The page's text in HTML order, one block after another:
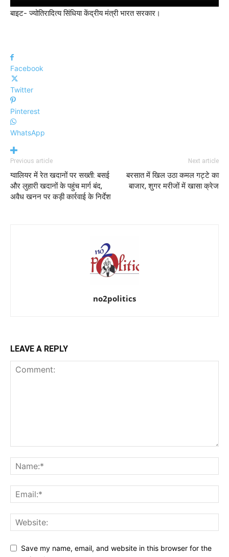
बाइट- ज्योतिरादित्य सिंधिया केंद्रीय मंत्री भारत सरकार।
Facebook
Twitter
Pinterest
WhatsApp
Previous article
ग्वालियर में रेत खदानों पर सख्ती: बसई
और लुहारी खदानों के पहुंच मार्ग बंद,
अवैध खनन पर कड़ी कार्रवाई के निर्देश
Next article
बरसात में खिल उठा कमल गट्टे का
बाजार, शुगर मरीजों में खासा क्रेज
no2politics
LEAVE A REPLY
Save my name, email, and website in this browser for the